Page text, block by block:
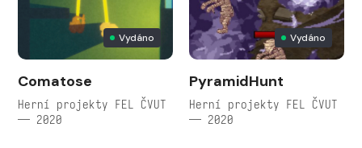
Vydáno
Comatose
Herní projekty FEL ČVUT
— 2020
Vydáno
PyramidHunt
Herní projekty FEL ČVUT
— 2020